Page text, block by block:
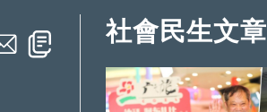
社會民生文章